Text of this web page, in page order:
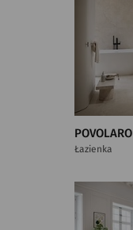
POVOLARO
Łazienka